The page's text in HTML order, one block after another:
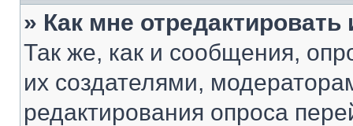
» Как мне
Так же, как и сообщения,
их создателями,
редактирования опроса